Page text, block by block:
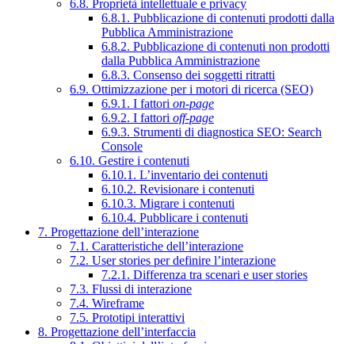
6.8. Proprietà intellettuale e privacy
6.8.1. Pubblicazione di contenuti prodotti dalla
Pubblica Amministrazione
6.8.2. Pubblicazione di contenuti non prodotti
dalla Pubblica Amministrazione
6.8.3. Consenso dei soggetti ritratti
6.9. Ottimizzazione per i motori di ricerca (SEO)
6.9.1. I fattori on-page
6.9.2. I fattori off-page
6.9.3. Strumenti di diagnostica SEO: Search
Console
6.10. Gestire i contenuti
6.10.1. L’inventario dei contenuti
6.10.2. Revisionare i contenuti
6.10.3. Migrare i contenuti
6.10.4. Pubblicare i contenuti
7. Progettazione dell’interazione
7.1. Caratteristiche dell’interazione
7.2. User stories per definire l’interazione
7.2.1. Differenza tra scenari e user stories
7.3. Flussi di interazione
7.4. Wireframe
7.5. Prototipi interattivi
8. Progettazione dell’interfaccia